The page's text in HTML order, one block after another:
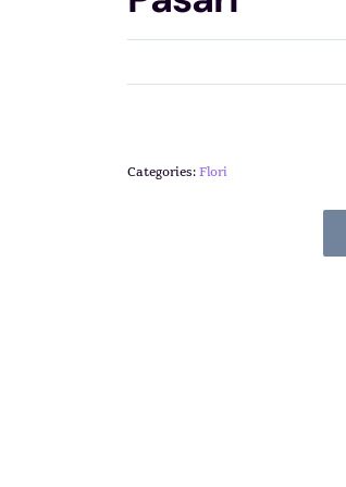
Categories:Flori